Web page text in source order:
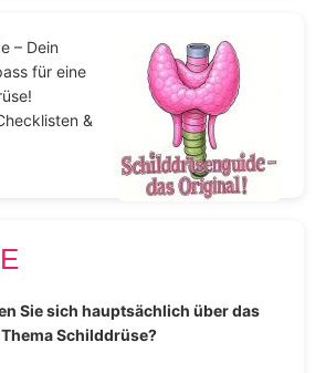
– Dein
für eine
&
Sie sich hauptsächlich über das
Thema Schilddrüse?